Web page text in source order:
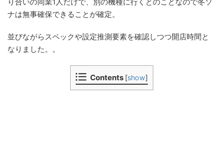
り合いの同業1人だけで、別の機種に行くとのことなので冬ソ
ナは無事確保できることが確定。
並びながらスペックや設定推測要素を確認しつつ開店時間と
なりました。。
Contents [show]